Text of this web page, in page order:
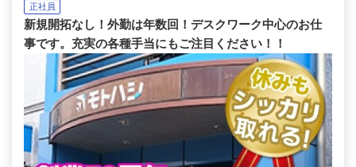
正社員
新規開拓なし！外勤は年数回！デスクワーク中心のお仕
事です。充実の各種手当にもご注目ください！！